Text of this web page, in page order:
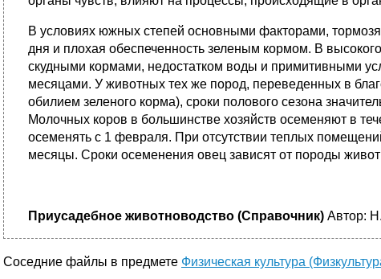
В условиях южных степей основными факторами,
дня и плохая обеспеченность зеленым кормом. В
скудными кормами, недостатком воды и примитивными
месяцами. У животных тех же пород, переведенных в
обилием зеленого корма), сроки полового сезона
Молочных коров в большинстве хозяйств осеменяют в
осеменять с 1 февраля. При отсутствии теплых
месяцы. Сроки осеменения овец зависят от породы
Приусадебное животноводство (Справочник) Автор:
Соседние файлы в предмете Физическая культура